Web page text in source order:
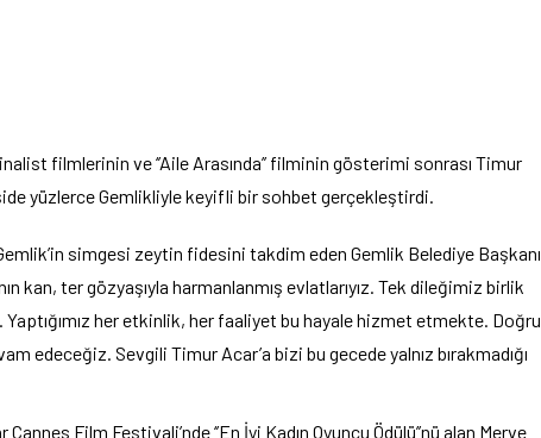
filmlerinin ve ‘’Aile Arasında’’ filminin gösterimi sonrası Timur
yüzlerce Gemlikliyle keyifli bir sohbet gerçekleştirdi.
simgesi zeytin fidesini takdim eden Gemlik Belediye Başkanı
kan, ter gözyaşıyla harmanlanmış evlatlarıyız. Tek dileğimiz birlik
her etkinlik, her faaliyet bu hayale hizmet etmekte. Doğru
edeceğiz. Sevgili Timur Acar’a bizi bu gecede yalnız bırakmadığı
Film Festivali’nde ‘’En İyi Kadın Oyuncu Ödülü’’nü alan Merve